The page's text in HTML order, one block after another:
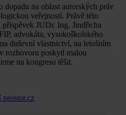
dopadu na oblast autorských práv
veřejností. Právě této
příspěvek JUDr. Ing. Jindřicha
advokáta, vysokoškolského
duševní vlastnictví, na letošním
rozhovoru poskytl malou
na kongresu těšit.
prostor.cz